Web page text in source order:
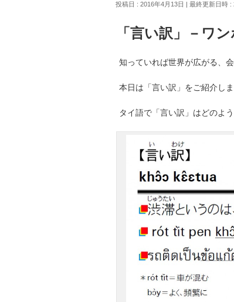
投稿日 : 2016年4月13日 最終更新日時 :
「言い訳」－ワ
知っていれば世界が広がる、
本日は「言い訳」をご紹介しま
タイ語で「言い訳」はどのよ